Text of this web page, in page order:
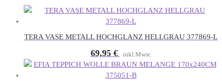
TERA VASE METALL HOCHGLANZ HELLGRAU 377869-L
69,95 € inkl.Mwst.